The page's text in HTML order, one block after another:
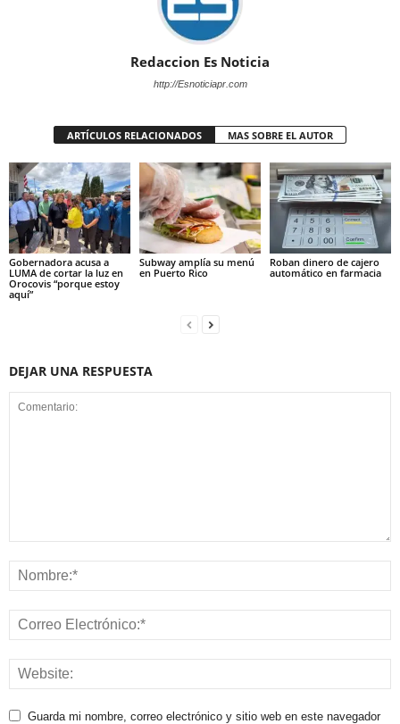
Redaccion Es Noticia
http://Esnoticiapr.com
ARTÍCULOS RELACIONADOS MAS SOBRE EL AUTOR
Gobernadora acusa a
LUMA de cortar la luz en
Orocovis “porque estoy
aquí”
Subway amplía su menú
en Puerto Rico
Roban dinero de cajero
automático en farmacia
DEJAR UNA RESPUESTA
Guarda mi nombre, correo electrónico y sitio web en este navegador